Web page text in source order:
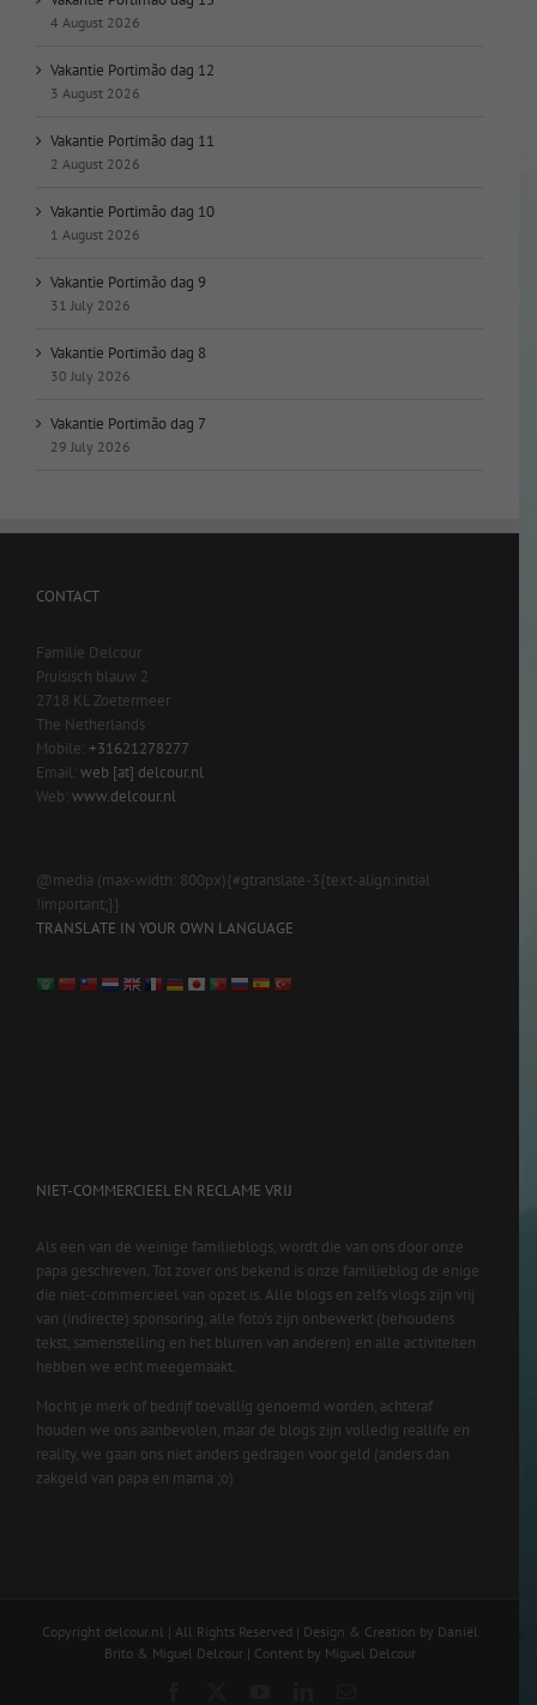
4 August 2026
Vakantie Portimão dag 12
3 August 2026
Vakantie Portimão dag 11
2 August 2026
Vakantie Portimão dag 10
1 August 2026
Vakantie Portimão dag 9
31 July 2026
Vakantie Portimão dag 8
30 July 2026
Vakantie Portimão dag 7
29 July 2026
CONTACT
Familie Delcour
Pruisisch blauw 2
2718 KL Zoetermeer
The Netherlands
Mobile: +31621278277
Email: web [at] delcour.nl
Web: www.delcour.nl
@media (max-width: 800px){#gtranslate-3{text-align:initial
!important;}}
TRANSLATE IN YOUR OWN LANGUAGE
NIET-COMMERCIEEL EN RECLAME VRIJ
Als een van de weinige familieblogs, wordt die van ons door onze
papa geschreven. Tot zover ons bekend is onze familieblog de enige
die niet-commercieel van opzet is. Alle blogs en zelfs vlogs zijn vrij
van (indirecte) sponsoring, alle foto’s zijn onbewerkt (behoudens
tekst, samenstelling en het blurren van anderen) en alle activiteiten
hebben we echt meegemaakt.
Mocht je merk of bedrijf toevallig genoemd worden, achteraf
houden we ons aanbevolen, maar de blogs zijn volledig reallife en
reality, we gaan ons niet anders gedragen voor geld (anders dan
zakgeld van papa en mama ;o)
Copyright delcour.nl | All Rights Reserved | Design & Creation by Daniël
Brito & Miguel Delcour | Content by Miguel Delcour